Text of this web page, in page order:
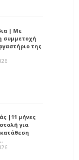
| Με
συμμετοχή
της
|11 μήνες
για